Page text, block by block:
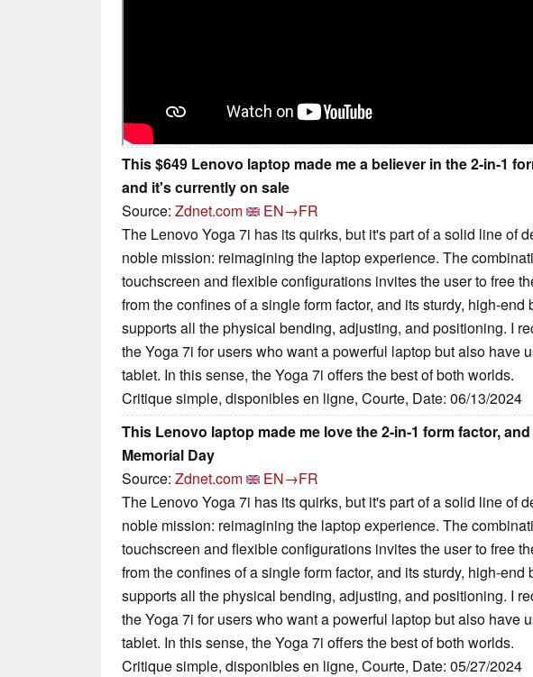
This $649 Lenovo laptop made me a believer in the 2-in-1
and it's currently on sale
Source: Zdnet.com
EN→FR
The Lenovo Yoga 7i has its quirks, but it's part of a solid line of
noble mission: reimagining the laptop experience. The
touchscreen and flexible configurations invites the user to free
from the confines of a single form factor, and its sturdy, high-end
supports all the physical bending, adjusting, and positioning. I
the Yoga 7i for users who want a powerful laptop but also have
tablet. In this sense, the Yoga 7i offers the best of both worlds.
Critique simple, disponibles en ligne, Courte, Date: 06/13/2024
This Lenovo laptop made me love the 2-in-1 form factor,
Memorial Day
Source: Zdnet.com
EN→FR
The Lenovo Yoga 7i has its quirks, but it's part of a solid line of
noble mission: reimagining the laptop experience. The
touchscreen and flexible configurations invites the user to free
from the confines of a single form factor, and its sturdy, high-end
supports all the physical bending, adjusting, and positioning. I
the Yoga 7i for users who want a powerful laptop but also have
tablet. In this sense, the Yoga 7i offers the best of both worlds.
Critique simple, disponibles en ligne, Courte, Date: 05/27/2024